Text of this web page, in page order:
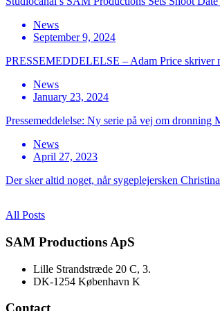
News
September 9, 2024
PRESSEMEDDELELSE – Adam Price skriver
News
January 23, 2024
Pressemeddelelse: Ny serie på vej om dronning
News
April 27, 2023
Der sker altid noget, når sygeplejersken
All Posts
SAM Productions ApS
Lille Strandstræde 20 C, 3.
DK-1254 København K